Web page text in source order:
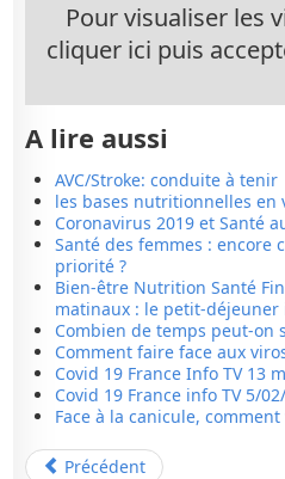
Pour visualiser les
cliquer ici puis
A lire aussi
AVC/Stroke: conduite à tenir
les bases nutritionnelles
Coronavirus 2019 et Santé
Santé des femmes : encore
priorité ?
Bien-être Nutrition Santé
matinaux : le petit-déjeuner
Combien de temps peut-on
Comment faire face aux
Covid 19 France Info TV 13
Covid 19 France info TV 5/
Face à la canicule,
Précédent